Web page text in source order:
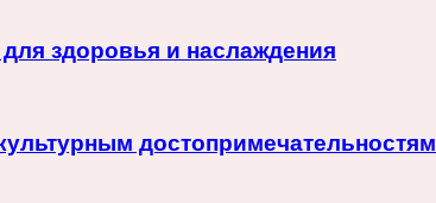
здоровья и наслаждения
достопримечательностям